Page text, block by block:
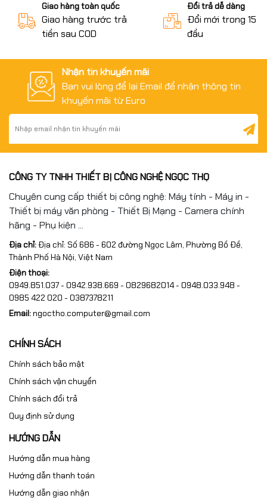
Giao hàng toàn quốc
Giao hàng trước trả
tiền sau COD
Đổi trả dễ dàng
Đổi mới trong 15
đầu
Nhận tin khuyến mãi
Bạn vui lòng để lại Email để nhận thông tin
khuyến mãi từ Euro
CÔNG TY TNHH THIẾT BỊ CÔNG NGHỆ NGỌC THỌ
Chuyên cung cấp thiết bị công nghệ: Máy tính - Máy in -
Thiết bị máy văn phòng - Thiết Bị Mạng - Camera chính
hãng - Phụ kiện ...
Địa chỉ:Địa chỉ: Số 686 - 602 đường Ngọc Lâm, Phường Bồ Đề,
Thành Phố Hà Nội, Việt Nam
Điện thoại:
0949.851.037 - 0942.938.669 - 0829682014 - 0948.033.948 -
0985 422 020 - 0387378211
Email:ngoctho.computer@gmail.com
CHÍNH SÁCH
Chính sách bảo mật
Chính sách vận chuyển
Chính sách đổi trả
Quy định sử dụng
HƯỚNG DẪN
Hướng dẫn mua hàng
Hướng dẫn thanh toán
Hướng dẫn giao nhận